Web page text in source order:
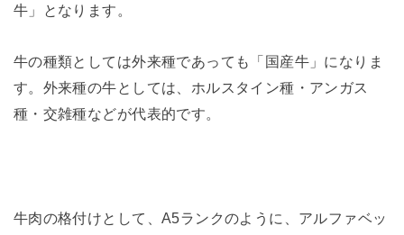
牛」となります。
牛の種類としては外来種であっても「国産牛」になりま
す。外来種の牛としては、ホルスタイン種・アンガス
種・交雑種などが代表的です。
牛肉の格付けとして、A5ランクのように、アルファベッ